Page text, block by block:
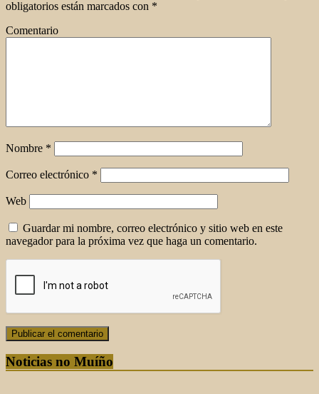
obligatorios están marcados con *
Comentario
Nombre *
Correo electrónico *
Web
Guardar mi nombre, correo electrónico y sitio web en este
navegador para la próxima vez que haga un comentario.
Noticias no Muíño